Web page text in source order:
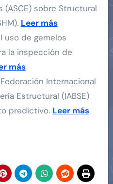
(ASCE) sobre Structural
Leer más
uso de gemelos
la inspección de
más
Internacional
Estructural (IABSE)
predictivo. Leer más